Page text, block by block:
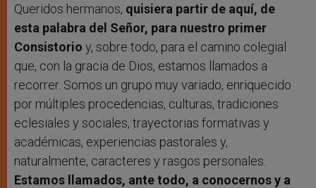
Queridos hermanos, quisiera partir de aquí, de
esta palabra del Señor, para nuestro primer
Consistorio y, sobre todo, para el camino colegial
que, con la gracia de Dios, estamos llamados a
recorrer. Somos un grupo muy variado, enriquecido
por múltiples procedencias, culturas, tradiciones
eclesiales y sociales, trayectorias formativas y
académicas, experiencias pastorales y,
naturalmente, caracteres y rasgos personales.
Estamos llamados, ante todo, a conocernos y a